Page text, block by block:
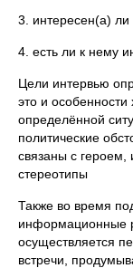
3. интересен(а)
4. есть ли к нему
Цели интервью
это и особенности
определённой
политические
связаны с героем,
стереотипы
Также во время
информационные
осуществляется
встречи,